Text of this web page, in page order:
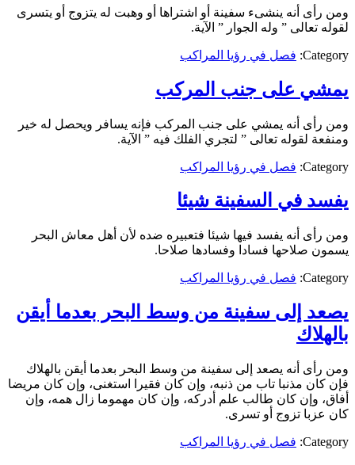
ومن رأى أنه ينشىء سفينة أو اشتراها أو وهبت له يتزوج أو يتسرى
لقوله تعالى ” وله الجوار ” الآية.
Category: فصل في رؤيا المراكب
يمشي على جنب المركب
ومن رأى أنه يمشي على جنب المركب فإنه يسافر ويحصل له خير
ومنفعة لقوله تعالى ” لتجري الفلك فيه ” الآية.
Category: فصل في رؤيا المراكب
يفسد في السفينة شيئا
ومن رأى أنه يفسد فيها شيئا فتعبيره ضده لأن أهل معاش البحر
يسمون صلاحها فسادا وفسادها صلاحا.
Category: فصل في رؤيا المراكب
يصعد إلى سفينة من وسط البحر بعدما أيقن
بالهلاك
ومن رأى أنه يصعد إلى سفينة من وسط البحر بعدما أيقن بالهلاك
فإن كان مذنبا تاب من ذنبه، وإن كان فقيرا استغنى، وإن كان مريضا
أفاق، وإن كان طالب علم أدركه، وإن كان مهموما زال همه، وإن
كان عزبا تزوج أو تسرى.
Category: فصل في رؤيا المراكب